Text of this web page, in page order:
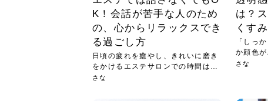
K！会話が苦手な人のため
の、心からリラックスでき
る過ごし方
日頃の疲れを癒やし、きれいに磨き
をかけるエステサロンでの時間は、
心か...
さな
は？
くす
「しっ
か顔色
に感...
さな